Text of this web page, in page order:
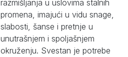
razmišljanja u uslovima stalnih
promena, imajući u vidu snage,
slabosti, šanse i pretnje u
unutrašnjem i spoljašnjem
okruženju. Svestan je potrebe